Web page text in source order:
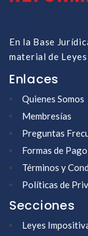
En la Base
material de
Enlaces
Quienes Somos
Membresías
Preguntas
Formas de Pago
Términos y
Políticas de
Secciones
Leyes